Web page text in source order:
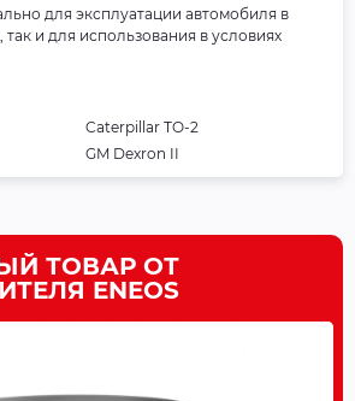
для эксплуатации автомобиля в
так и для использования в условиях
Caterpillar TO-2
GM Dexron II
ТОВАР ОТ
ENEOS